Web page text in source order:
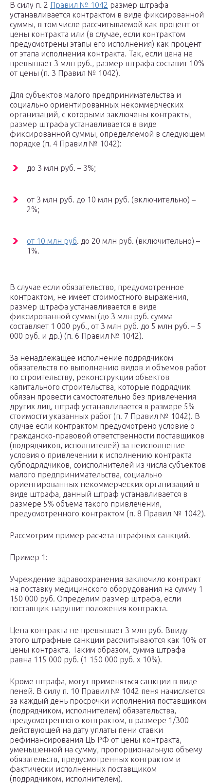
В силу п. 2 Правил № 1042 размер штрафа
устанавливается контрактом в виде фиксированной
суммы, в том числе рассчитываемой как процент от
цены контракта или (в случае, если контрактом
предусмотрены этапы его исполнения) как процент
от этапа исполнения контракта. Так, если цена не
превышает 3 млн руб., размер штрафа составит 10%
от цены (п. 3 Правил № 1042).
Для субъектов малого предпринимательства и
социально ориентированных некоммерческих
организаций, с которыми заключены контракты,
размер штрафа устанавливается в виде
фиксированной суммы, определяемой в следующем
порядке (п. 4 Правил № 1042):
до 3 млн руб. – 3%;
от 3 млн руб. до 10 млн руб. (включительно) –
2%;
от 10 млн руб. до 20 млн руб. (включительно) –
1%.
В случае если обязательство, предусмотренное
контрактом, не имеет стоимостного выражения,
размер штрафа устанавливается в виде
фиксированной суммы (до 3 млн руб. сумма
составляет 1 000 руб., от 3 млн руб. до 5 млн руб. – 5
000 руб. и др.) (п. 6 Правил № 1042).
За ненадлежащее исполнение подрядчиком
обязательств по выполнению видов и объемов работ
по строительству, реконструкции объектов
капитального строительства, которые подрядчик
обязан провести самостоятельно без привлечения
других лиц, штраф устанавливается в размере 5%
стоимости указанных работ (п. 7 Правил № 1042). В
случае если контрактом предусмотрено условие о
гражданско-правовой ответственности поставщиков
(подрядчиков, исполнителей) за неисполнение
условия о привлечении к исполнению контракта
субподрядчиков, соисполнителей из числа субъектов
малого предпринимательства, социально
ориентированных некоммерческих организаций в
виде штрафа, данный штраф устанавливается в
размере 5% объема такого привлечения,
предусмотренного контрактом (п. 8 Правил № 1042).
Рассмотрим пример расчета штрафных санкций.
Пример 1:
Учреждение здравоохранения заключило контракт
на поставку медицинского оборудования на сумму 1
150 000 руб. Определим размер штрафа, если
поставщик нарушит положения контракта.
Цена контракта не превышает 3 млн руб. Ввиду
этого штрафные санкции рассчитываются как 10% от
цены контракта. Таким образом, сумма штрафа
равна 115 000 руб. (1 150 000 руб. x 10%).
Кроме штрафа, могут применяться санкции в виде
пеней. В силу п. 10 Правил № 1042 пеня начисляется
за каждый день просрочки исполнения поставщиком
(подрядчиком, исполнителем) обязательства,
предусмотренного контрактом, в размере 1/300
действующей на дату уплаты пени ставки
рефинансирования ЦБ РФ от цены контракта,
уменьшенной на сумму, пропорциональную объему
обязательств, предусмотренных контрактом и
фактически исполненных поставщиком
(подрядчиком, исполнителем).